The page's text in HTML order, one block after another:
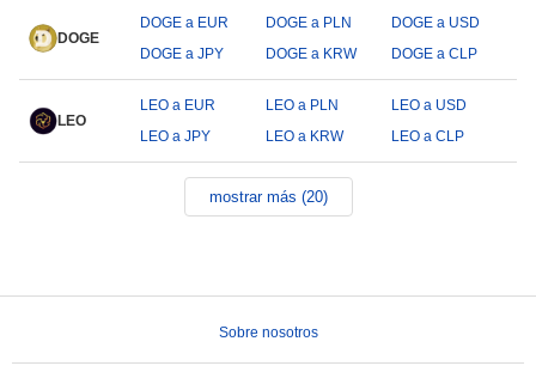
DOGE
DOGE a EUR DOGE a PLN
DOGE a USD
DOGE a JPY
DOGE a KRW DOGE a CLP
LEO
LEO a EUR LEO a PLN
LEO a USD
LEO a JPY
LEO a KRW LEO a CLP
mostrar más (20)
Sobre nosotros